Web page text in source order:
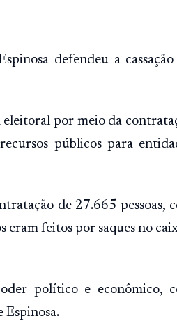
defendeu a
por meio da
públicos para
de 27.665 pessoas,
eram feitos por saques no
político e econômico,
Espinosa.